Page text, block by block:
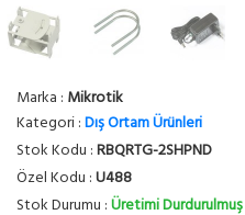
Marka : Mikrotik
Kategori :Dış Ortam Ürünleri
Stok Kodu :RBQRTG-2SHPND
Özel Kodu :U488
Stok Durumu :Üretimi Durdurulmuş